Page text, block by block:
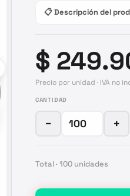
📋 Descripción del
$
Precio por unidad · IVA no
CANTIDAD
− +
Total · 100 unidades